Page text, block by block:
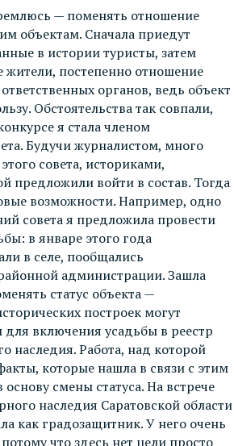
— поменять отношение
объектам. Сначала приедут
в истории туристы, затем
жители, постепенно отношение
органов, ведь объект
Обстоятельства так совпали,
я стала членом
Будучи журналистом, много
совета, историками,
предложили войти в состав. Тогда
возможности. Например, одно
совета я предложила провести
в январе этого года
в селе, пообщались
администрации. Зашла
статус объекта —
построек могут
включения усадьбы в реестр
наследия. Работа, над которой
которые нашла в связи с этим
смены статуса. На встрече
наследия Саратовской области
как градозащитник. У него очень
что здесь нет цели просто